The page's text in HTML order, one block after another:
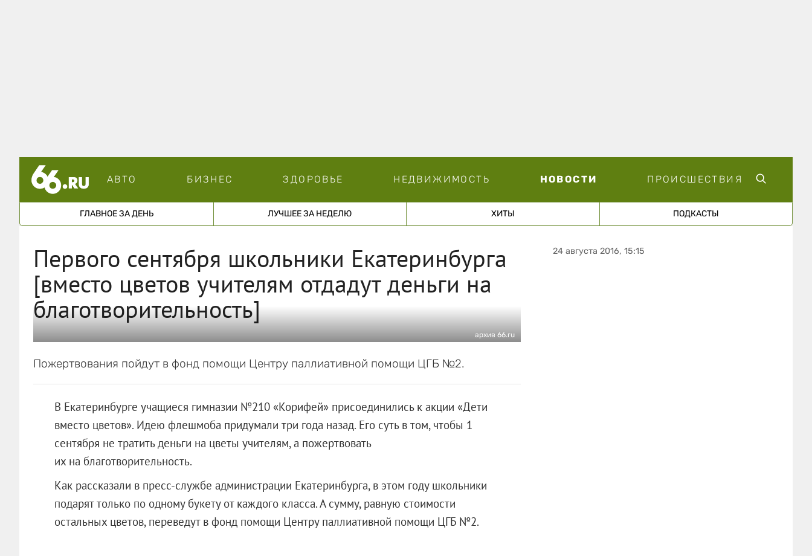
АВТО БИЗНЕС ЗДОРОВЬЕ НЕДВИЖИМОСТЬ НОВОСТИ ПРОИСШЕСТВИЯ
ГЛАВНОЕ ЗА ДЕНЬ ЛУЧШЕЕ ЗА НЕДЕЛЮ ХИТЫ ПОДКАСТЫ
Первого сентября школьники Екатеринбурга
[вместо цветов учителям отдадут деньги на
благотворительность]
архив 66.ru
Пожертвования пойдут в фонд помощи Центру паллиативной помощи ЦГБ №2.
В Екатеринбурге учащиеся гимназии №210 «Корифей» присоединились к акции «Дети
вместо цветов». Идею флешмоба придумали три года назад. Его суть в том, чтобы 1
сентября не тратить деньги на цветы учителям, а пожертвовать
их на благотворительность.
Как рассказали в пресс-службе администрации Екатеринбурга, в этом году школьники
подарят только по одному букету от каждого класса. А сумму, равную стоимости
остальных цветов, переведут в фонд помощи Центру паллиативной помощи ЦГБ №2.
24 августа 2016, 15:15